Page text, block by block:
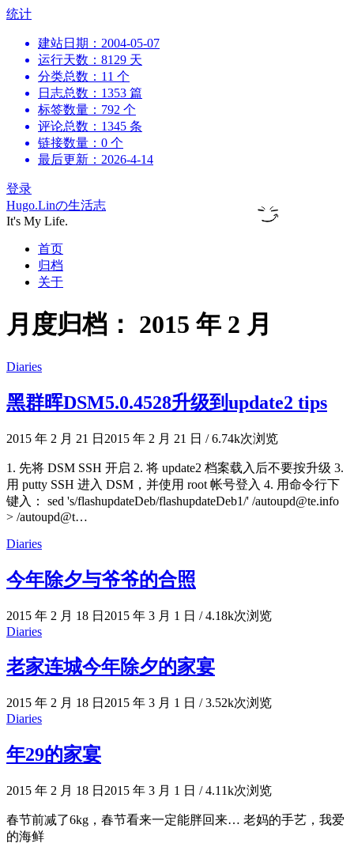
跳
统计
建站日期：2004-05-07
运行天数：8129 天
分类总数：11 个
日志总数：1353 篇
标签数量：792 个
评论总数：1345 条
链接数量：0 个
最后更新：2026-4-14
登录
Hugo.Linの生活志
It's My Life.
首页
归档
关于
月度归档： 2015 年 2 月
Diaries
黑群晖DSM5.0.4528升级到update2 tips
2015 年 2 月 21 日 2015 年 2 月 21 日 /6.74k次浏览
1. 先将 DSM SSH 开启 2. 将 update2 档案载入后不要按升级 3.
用 putty SSH 进入 DSM，并使用 root 帐号登入 4. 用命令行下
键入： sed 's/flashupdateDeb/flashupdateDeb1/' /autoupd@te.info
> /autoupd@t…
Diaries
今年除夕与爷爷的合照
2015 年 2 月 18 日 2015 年 3 月 1 日 /4.18k次浏览
Diaries
老家连城今年除夕的家宴
2015 年 2 月 18 日 2015 年 3 月 1 日 /3.52k次浏览
Diaries
年29的家宴
2015 年 2 月 18 日 2015 年 3 月 1 日 /4.11k次浏览
春节前减了6kg，春节看来一定能胖回来… 老妈的手艺，我爱
的海鲜